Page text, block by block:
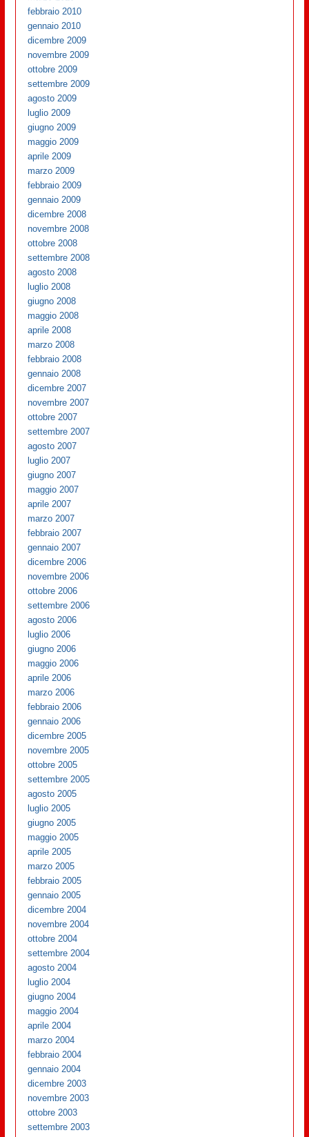
febbraio 2010
gennaio 2010
dicembre 2009
novembre 2009
ottobre 2009
settembre 2009
agosto 2009
luglio 2009
giugno 2009
maggio 2009
aprile 2009
marzo 2009
febbraio 2009
gennaio 2009
dicembre 2008
novembre 2008
ottobre 2008
settembre 2008
agosto 2008
luglio 2008
giugno 2008
maggio 2008
aprile 2008
marzo 2008
febbraio 2008
gennaio 2008
dicembre 2007
novembre 2007
ottobre 2007
settembre 2007
agosto 2007
luglio 2007
giugno 2007
maggio 2007
aprile 2007
marzo 2007
febbraio 2007
gennaio 2007
dicembre 2006
novembre 2006
ottobre 2006
settembre 2006
agosto 2006
luglio 2006
giugno 2006
maggio 2006
aprile 2006
marzo 2006
febbraio 2006
gennaio 2006
dicembre 2005
novembre 2005
ottobre 2005
settembre 2005
agosto 2005
luglio 2005
giugno 2005
maggio 2005
aprile 2005
marzo 2005
febbraio 2005
gennaio 2005
dicembre 2004
novembre 2004
ottobre 2004
settembre 2004
agosto 2004
luglio 2004
giugno 2004
maggio 2004
aprile 2004
marzo 2004
febbraio 2004
gennaio 2004
dicembre 2003
novembre 2003
ottobre 2003
settembre 2003